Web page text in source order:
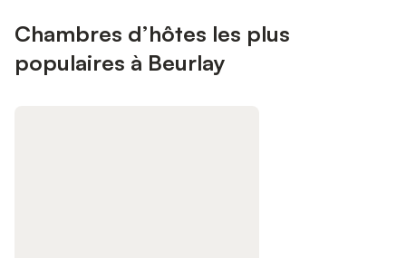
Chambres d’hôtes les plus
populaires à Beurlay